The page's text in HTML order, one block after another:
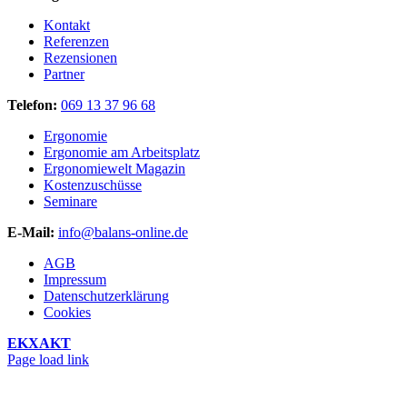
Kontakt
Referenzen
Rezensionen
Partner
Telefon: 069 13 37 96 68
Ergonomie
Ergonomie am Arbeitsplatz
Ergonomiewelt Magazin
Kostenzuschüsse
Seminare
E-Mail: info@balans-online.de
AGB
Impressum
Datenschutzerklärung
Cookies
EKXAKT
Facebook
Instagram
YouTube
Page load link